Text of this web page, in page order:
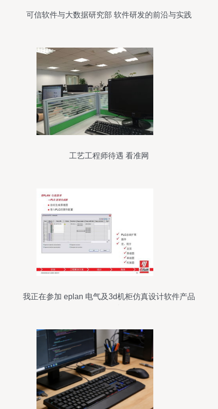
可信软件与大数据研究部 软件研发的前沿与实践
工艺工程师待遇 看准网
我正在参加 eplan 电气及3d机柜仿真设计软件产品